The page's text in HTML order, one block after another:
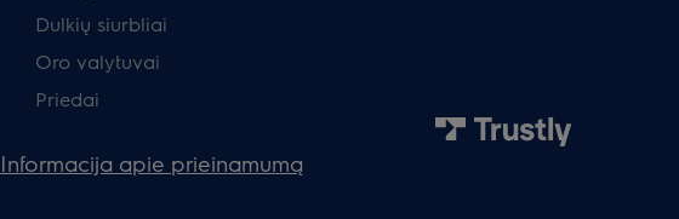
Dulkių siurbliai
Oro valytuvai
Priedai
Informacija apie prieinamumą